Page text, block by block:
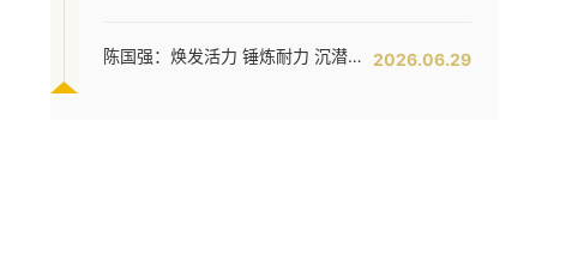
2026.06.29
陈国强：焕发活力 锤炼耐力 沉潜定力 哪吒闹海拓新程——在海南医科大学2026年毕业典礼上的讲话